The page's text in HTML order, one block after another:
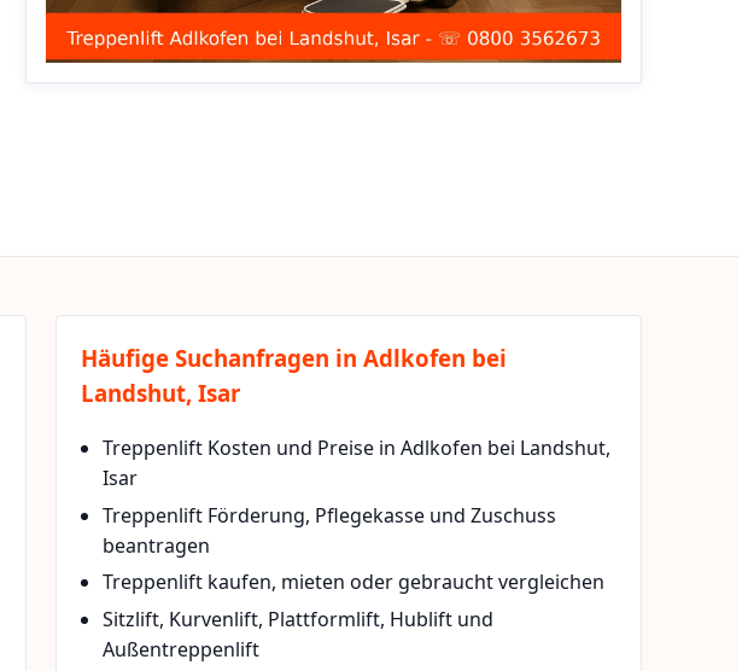
Häufige Suchanfragen in Adlkofen bei
Landshut, Isar
Treppenlift Kosten und Preise in Adlkofen bei Landshut,
Isar
Treppenlift Förderung, Pflegekasse und Zuschuss
beantragen
Treppenlift kaufen, mieten oder gebraucht vergleichen
Sitzlift, Kurvenlift, Plattformlift, Hublift und
Außentreppenlift